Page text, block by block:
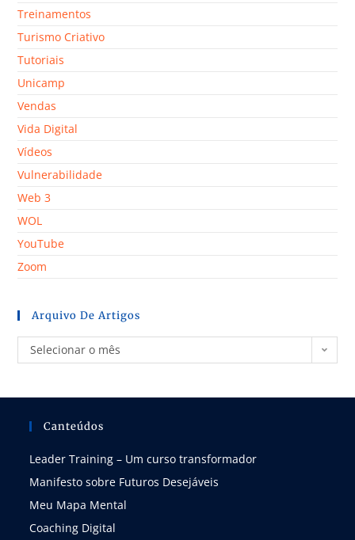
Treinamentos
Turismo Criativo
Tutoriais
Unicamp
Vendas
Vida Digital
Vídeos
Vulnerabilidade
Web 3
WOL
YouTube
Zoom
Arquivo De Artigos
Selecionar o mês
Canteúdos
Leader Training – Um curso transformador
Manifesto sobre Futuros Desejáveis
Meu Mapa Mental
Coaching Digital